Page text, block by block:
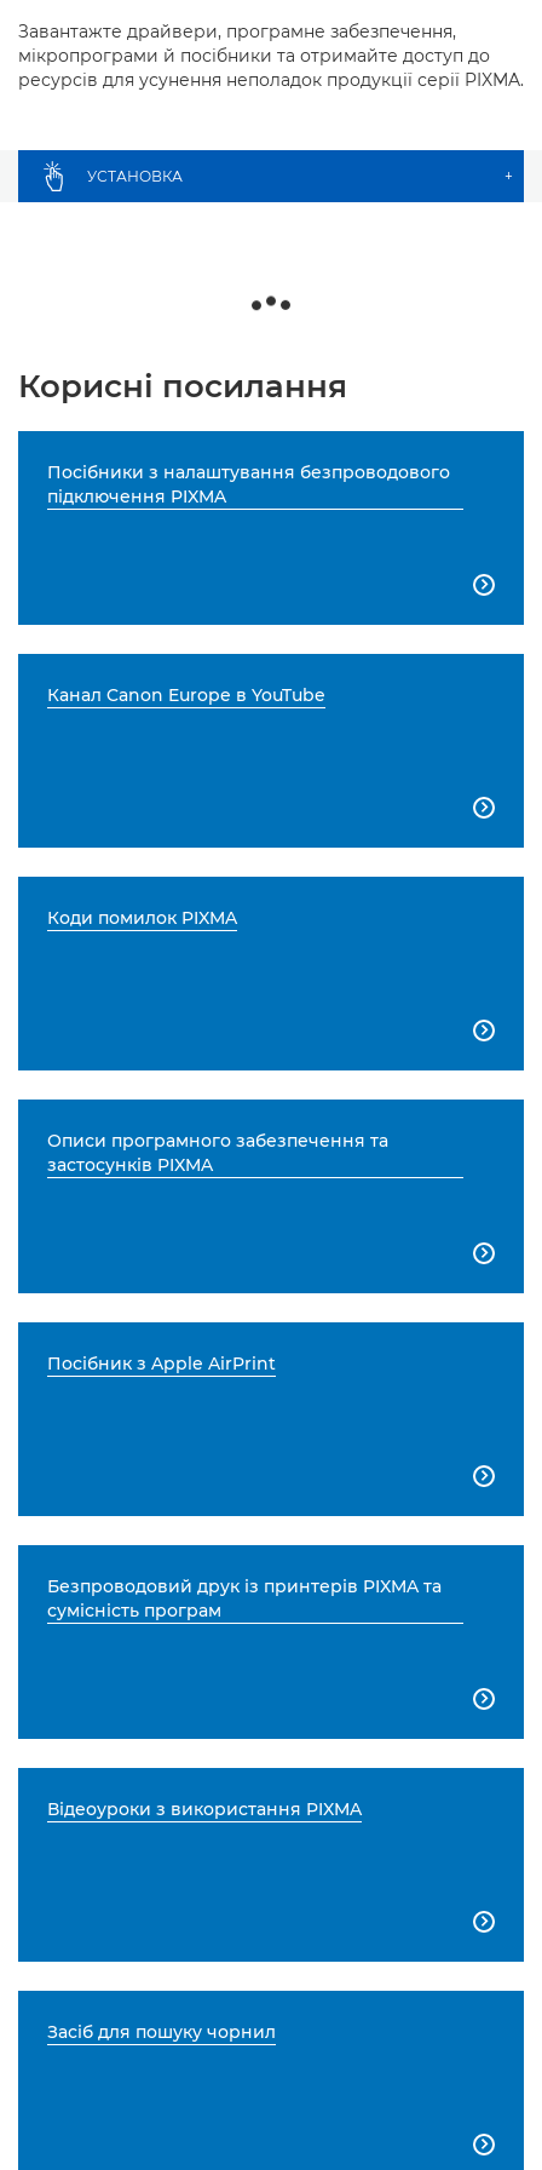
Завантажте драйвери, програмне забезпечення,
мікропрограми й посібники та отримайте доступ до
ресурсів для усунення неполадок продукції серії PIXMA.
УСТАНОВКА +
Корисні посилання
Посібники з налаштування безпроводового
підключення PIXMA

Канал Canon Europe в YouTube

Коди помилок PIXMA

Описи програмного забезпечення та
застосунків PIXMA

Посібник з Apple AirPrint

Безпроводовий друк із принтерів PIXMA та
сумісність програм

Відеоуроки з використання PIXMA

Засіб для пошуку чорнил
